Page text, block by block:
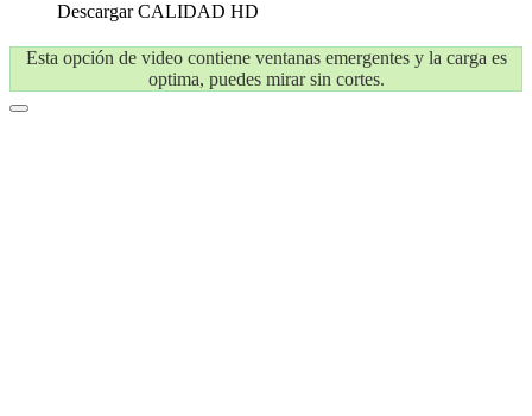
DescargarCALIDAD HD
Esta opción de video contiene ventanas emergentes y la carga es
optima, puedes mirar sin cortes.